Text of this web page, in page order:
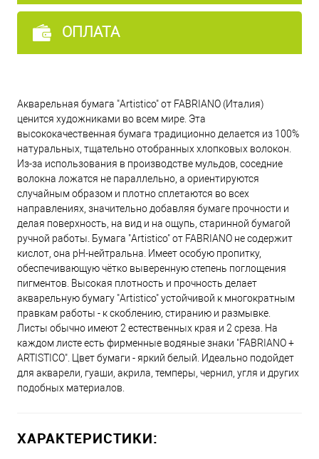
ОПЛАТА
Акварельная бумага "Artistico" от FABRIANO (Италия)
ценится художниками во всем мире. Эта
высококачественная бумага традиционно делается из 100%
натуральных, тщательно отобранных хлопковых волокон.
Из-за использования в производстве мульдов, соседние
волокна ложатся не параллельно, а ориентируются
случайным образом и плотно сплетаются во всех
направлениях, значительно добавляя бумаге прочности и
делая поверхность, на вид и на ощупь, старинной бумагой
ручной работы. Бумага "Artistico" от FABRIANO не содержит
кислот, она рН-нейтральна. Имеет особую пропитку,
обеспечивающую чётко выверенную степень поглощения
пигментов. Высокая плотность и прочность делает
акварельную бумагу "Artistico" устойчивой к многократным
правкам работы - к скоблению, стиранию и размывке.
Листы обычно имеют 2 естественных края и 2 среза. На
каждом листе есть фирменные водяные знаки "FABRIANO +
ARTISTICO". Цвет бумаги - яркий белый. Идеально подойдет
для акварели, гуаши, акрила, темперы, чернил, угля и других
подобных материалов.
ХАРАКТЕРИСТИКИ: